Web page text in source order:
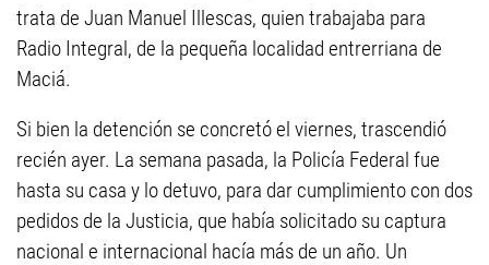
trata de Juan Manuel Illescas, quien trabajaba para
Radio Integral, de la pequeña localidad entrerriana de
Maciá.
Si bien la detención se concretó el viernes, trascendió
recién ayer. La semana pasada, la Policía Federal fue
hasta su casa y lo detuvo, para dar cumplimiento con dos
pedidos de la Justicia, que había solicitado su captura
nacional e internacional hacía más de un año. Un